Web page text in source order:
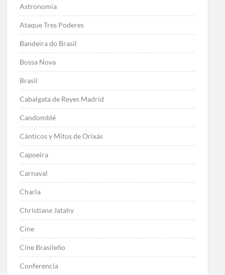
Astronomia
Ataque Tres Poderes
Bandeira do Brasil
Bossa Nova
Brasil
Cabalgata de Reyes Madrid
Candomblé
Cánticos y Mitos de Orixás
Capoeira
Carnaval
Charla
Christiane Jatahy
Cine
Cine Brasileño
Conferencia